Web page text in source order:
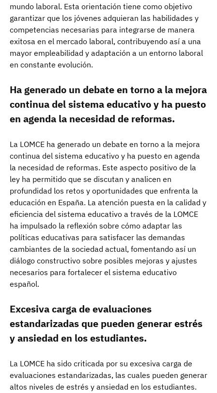
mundo laboral. Esta orientación tiene como objetivo
garantizar que los jóvenes adquieran las habilidades y
competencias necesarias para integrarse de manera
exitosa en el mercado laboral, contribuyendo así a una
mayor empleabilidad y adaptación a un entorno laboral
en constante evolución.
Ha generado un debate en torno a la mejora
continua del sistema educativo y ha puesto
en agenda la necesidad de reformas.
La LOMCE ha generado un debate en torno a la mejora
continua del sistema educativo y ha puesto en agenda
la necesidad de reformas. Este aspecto positivo de la
ley ha permitido que se discutan y analicen en
profundidad los retos y oportunidades que enfrenta la
educación en España. La atención puesta en la calidad y
eficiencia del sistema educativo a través de la LOMCE
ha impulsado la reflexión sobre cómo adaptar las
políticas educativas para satisfacer las demandas
cambiantes de la sociedad actual, fomentando así un
diálogo constructivo sobre posibles mejoras y ajustes
necesarios para fortalecer el sistema educativo
español.
Excesiva carga de evaluaciones
estandarizadas que pueden generar estrés
y ansiedad en los estudiantes.
La LOMCE ha sido criticada por su excesiva carga de
evaluaciones estandarizadas, las cuales pueden generar
altos niveles de estrés y ansiedad en los estudiantes.